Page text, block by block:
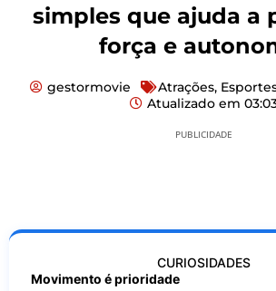
simples que ajuda a
força e
gestormovie Atrações,
Atualizado em
PUBLICIDADE
CURIOSIDADES
Movimento é prioridade